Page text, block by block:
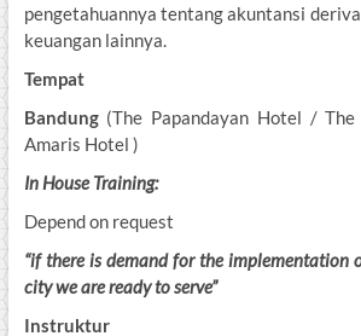
pengetahuannya tentang akuntansi
keuangan lainnya.
Tempat
Bandung(The Papandayan Hotel /
Amaris Hotel )
In House Training:
Depend on request
“ifthere is demand for the implementation
city we are ready to serve”
Instruktur